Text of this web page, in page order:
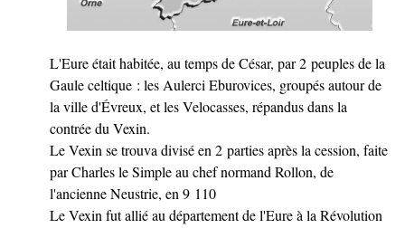
L'Eure était habitée, au temps de César, par 2 peuples de la
Gaule celtique : les Aulerci Eburovices, groupés autour de
la ville d'Évreux, et les Velocasses, répandus dans la
contrée du Vexin.
Le Vexin se trouva divisé en 2 parties après la cession, faite
par Charles le Simple au chef normand Rollon, de
l'ancienne Neustrie, en 9 110
Le Vexin fut allié au département de l'Eure à la Révolution